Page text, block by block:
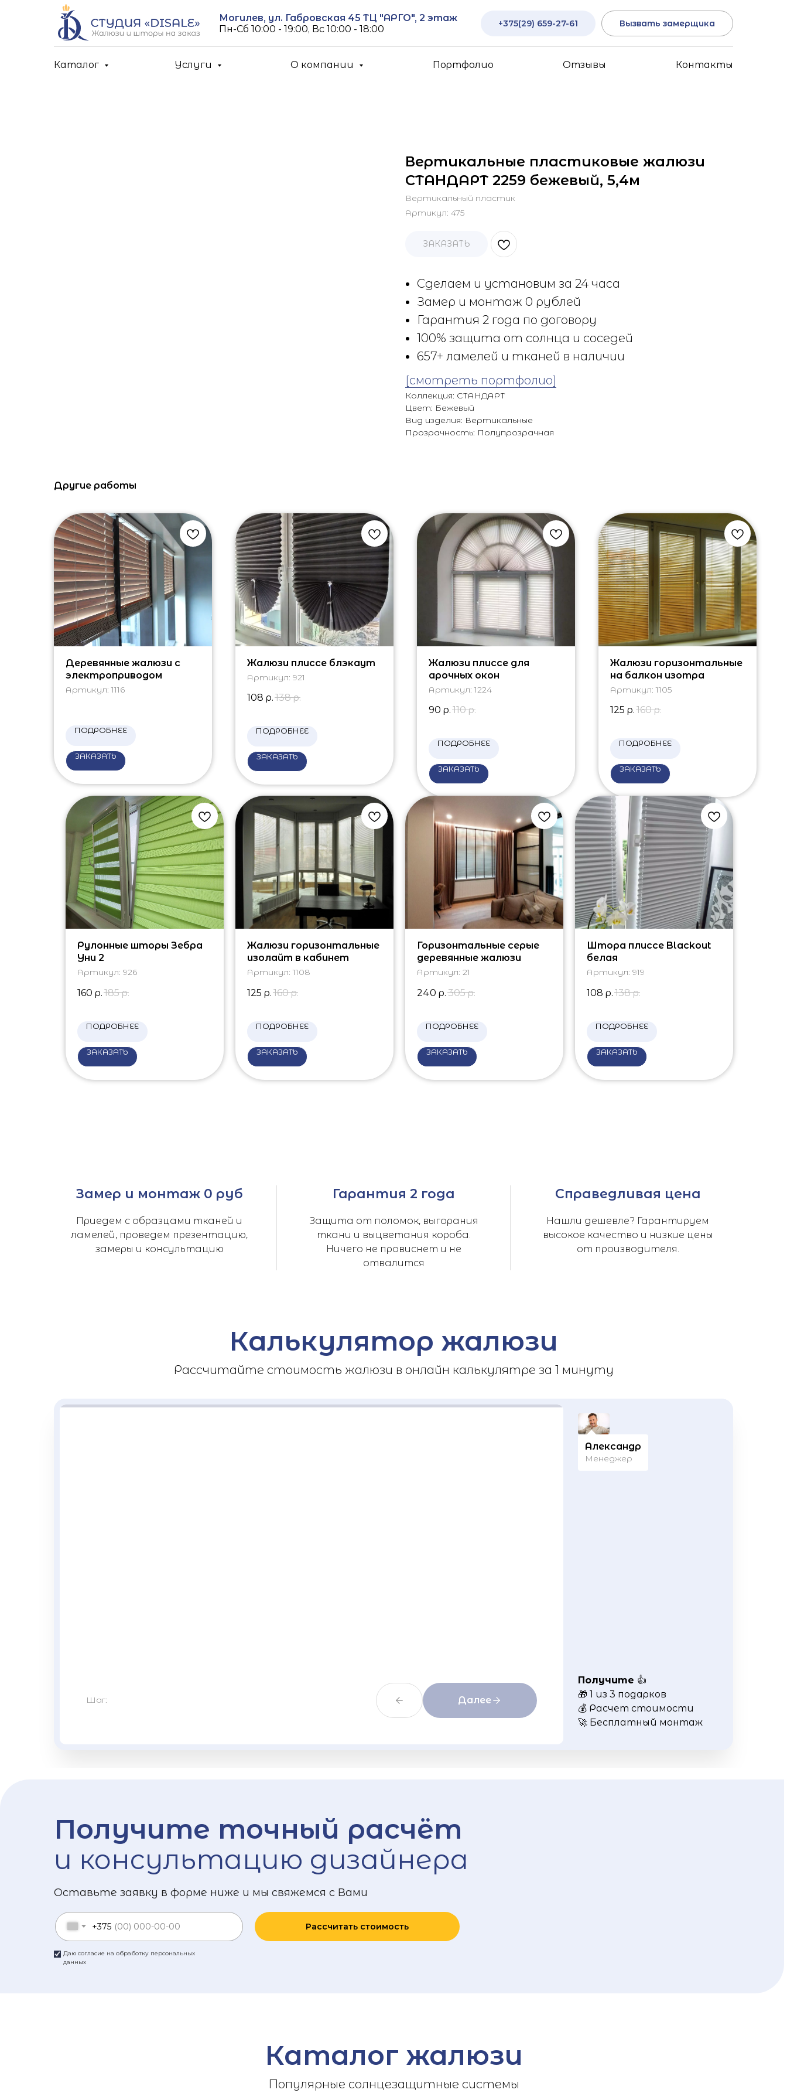
Могилев, ул. Габровская 45 ТЦ "АРГО", 2 этаж
Пн-Cб 10:00 - 19:00, Вс 10:00 - 18:00
+375(29) 659-27-61 Вызвать замерщика
Каталог Услуги О компании Портфолио Отзывы Контакты
Вертикальные пластиковые жалюзи
СТАНДАРТ 2259 бежевый, 5,4м
Вертикальный пластик
Артикул: 475
ЗАКАЗАТЬ
Сделаем и установим за 24 часа
Замер и монтаж 0 рублей
Гарантия 2 года по договору
100% защита от солнца и соседей
657+ ламелей и тканей в наличии
[смотреть портфолио]
Коллекция: СТАНДАРТ
Цвет: Бежевый
Вид изделия: Вертикальные
Прозрачность: Полупрозрачная
Другие работы
Деревянные жалюзи с
электроприводом
Артикул: 1116
ПОДРОБНЕЕ
ЗАКАЗАТЬ
Жалюзи плиссе блэкаут
Артикул: 921
108 р. 138 р.
ПОДРОБНЕЕ
ЗАКАЗАТЬ
Жалюзи плиссе для
арочных окон
Артикул: 1224
90 р. 110 р.
ПОДРОБНЕЕ
ЗАКАЗАТЬ
Жалюзи горизонтальные
на балкон изотра
Артикул: 1105
125 р. 160 р.
ПОДРОБНЕЕ
ЗАКАЗАТЬ
Рулонные шторы Зебра
Уни 2
Артикул: 926
160 р. 185 р.
ПОДРОБНЕЕ
ЗАКАЗАТЬ
Жалюзи горизонтальные
изолайт в кабинет
Артикул: 1108
125 р. 160 р.
ПОДРОБНЕЕ
ЗАКАЗАТЬ
Горизонтальные серые
деревянные жалюзи
Артикул: 21
240 р. 305 р.
ПОДРОБНЕЕ
ЗАКАЗАТЬ
Штора плиссе Blackout
белая
Артикул: 919
108 р. 138 р.
ПОДРОБНЕЕ
ЗАКАЗАТЬ
Замер и монтаж 0 руб
Приедем с образцами тканей и
ламелей, проведем презентацию,
замеры и консультацию
Гарантия 2 года
Защита от поломок, выгорания
ткани и выцветания короба.
Ничего не провиснет и не
отвалится
Справедливая цена
Нашли дешевле? Гарантируем
высокое качество и низкие цены
от производителя.
Калькулятор жалюзи
Рассчитайте стоимость жалюзи в онлайн калькулятре за 1 минуту
Александр
Менеджер
Получите 👍
🎁 1 из 3 подарков
💰 Расчет стоимости
🚀 Бесплатный монтаж
Шаг: Далее
Получите точный расчёт
и консультацию дизайнера
Оставьте заявку в форме ниже и мы свяжемся с Вами
Даю согласие на обработку персональных
данных
+375 Рассчитать стоимость
Каталог жалюзи
Популярные солнцезащитные системы